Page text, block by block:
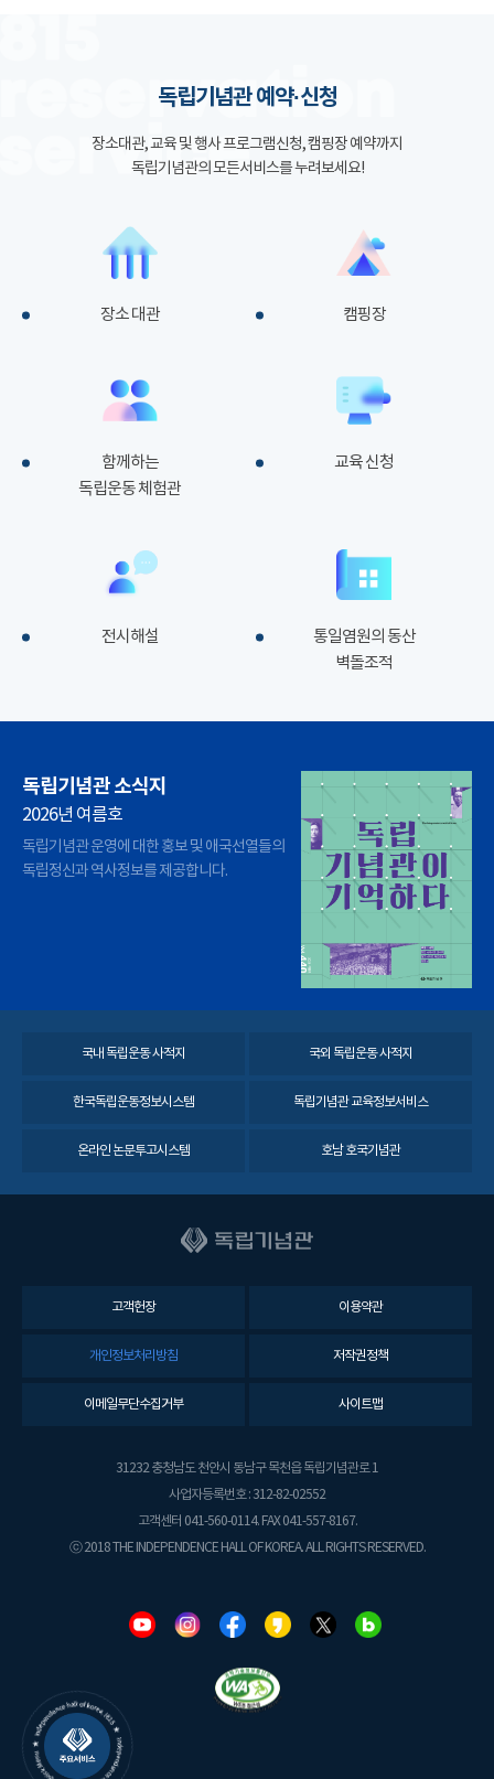
독립기념관 예약·신청
장소대관, 교육 및 행사 프로그램신청, 캠핑장 예약까지
독립기념관의 모든서비스를 누려보세요!
장소 대관 캠핑장
함께하는
독립운동 체험관
교육 신청
전시해설
통일염원의 동산
벽돌조적
독립기념관 소식지
2026년 여름호
독립기념관 운영에 대한 홍보 및 애국선열들의
독립정신과 역사정보를 제공합니다.
국내 독립운동 사적지 국외 독립운동 사적지
한국독립운동정보시스템 독립기념관 교육정보서비스
온라인 논문투고시스템 호남 호국기념관
고객헌장 이용약관
개인정보처리방침 저작권정책
이메일무단수집거부 사이트맵
31232 충청남도 천안시 동남구 목천읍 독립기념관로 1
사업자등록번호 : 312-82-02552
고객센터 041-560-0114. FAX 041-557-8167.
ⓒ 2018 THE INDEPENDENCE HALL OF KOREA. ALL RIGHTS RESERVED.